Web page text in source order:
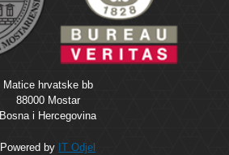
Matice hrvatske bb
88000 Mostar
Bosna i Hercegovina
Powered by IT Odjel